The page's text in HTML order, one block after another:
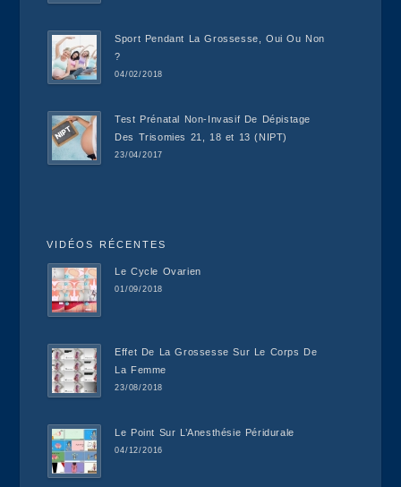
Sport Pendant La Grossesse, Oui Ou Non
?
04/02/2018
Test Prénatal Non-Invasif De Dépistage
Des Trisomies 21, 18 et 13 (NIPT)
23/04/2017
VIDÉOS RÉCENTES
Le Cycle Ovarien
01/09/2018
Effet De La Grossesse Sur Le Corps De
La Femme
23/08/2018
Le Point Sur L’Anesthésie Péridurale
04/12/2016